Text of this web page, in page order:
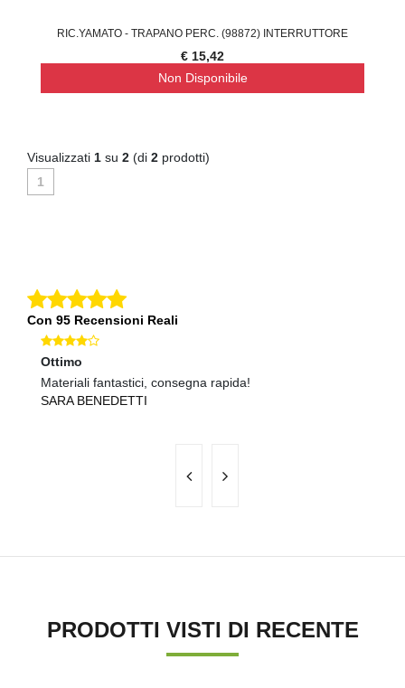
RIC.YAMATO - TRAPANO PERC. (98872) INTERRUTTORE
€ 15,42
Non Disponibile
Visualizzati 1 su 2 (di 2 prodotti)
1
Con 95 Recensioni Reali
Ottimo
Materiali fantastici, consegna rapida!
SARA BENEDETTI
PRODOTTI VISTI DI RECENTE